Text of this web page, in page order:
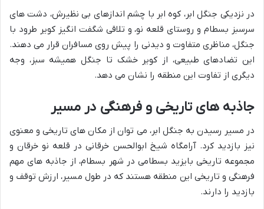
در نزدیکی جنگل ابر، کوه ابر با چشم اندازهای بی نظیرش، دشت های
سرسبز بسطام و روستای قلعه نو، و تلاقی شگفت انگیز کویر طرود با
جنگل، مناظری متفاوت و دیدنی را پیش روی مسافران قرار می دهند.
این تضادهای طبیعی، از کویر خشک تا جنگل همیشه سبز، وجه
دیگری از تفاوت این منطقه را نشان می دهد.
جاذبه های تاریخی و فرهنگی در مسیر
در مسیر رسیدن به جنگل ابر، می توان از مکان های تاریخی و معنوی
نیز بازدید کرد. آرامگاه شیخ ابوالحسن خرقانی در قلعه نو خرقان و
مجموعه تاریخی بایزید بسطامی در شهر بسطام، از جاذبه های مهم
فرهنگی و تاریخی این منطقه هستند که در طول مسیر، ارزش توقف و
بازدید را دارند.